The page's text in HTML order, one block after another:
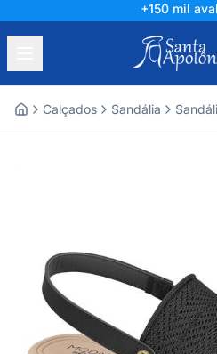
+150 mil
Calçados Sandália